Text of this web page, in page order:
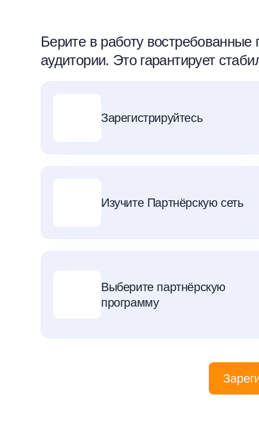
Берите в работу
аудитории. Это гарантирует
Зарегистрируйтесь
Изучите Партнёрскую сеть
Выберите партнёрскую
программу